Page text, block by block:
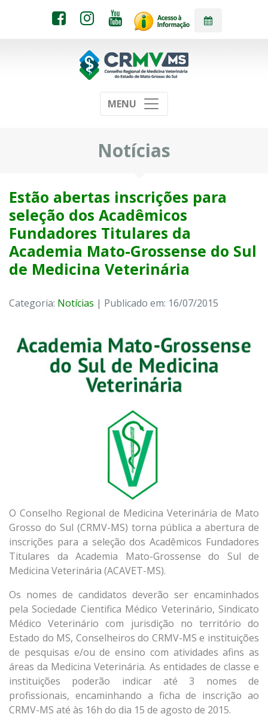
MENU
Notícias
Estão abertas inscrições para
seleção dos Acadêmicos
Fundadores Titulares da
Academia Mato-Grossense do Sul
de Medicina Veterinária
Categoria: Notícias | Publicado em: 16/07/2015
O Conselho Regional de Medicina Veterinária de Mato
Grosso do Sul (CRMV-MS) torna pública a abertura de
inscrições para a seleção dos Acadêmicos Fundadores
Titulares da Academia Mato-Grossense do Sul de
Medicina Veterinária (ACAVET-MS).
Os nomes de candidatos deverão ser encaminhados
pela Sociedade Cientifica Médico Veterinário, Sindicato
Médico Veterinário com jurisdição no território do
Estado do MS, Conselheiros do CRMV-MS e instituições
de pesquisas e/ou de ensino com atividades afins as
áreas da Medicina Veterinária. As entidades de classe e
instituições poderão indicar até 3 nomes de
profissionais, encaminhando a ficha de inscrição ao
CRMV-MS até às 16h do dia 15 de agosto de 2015.